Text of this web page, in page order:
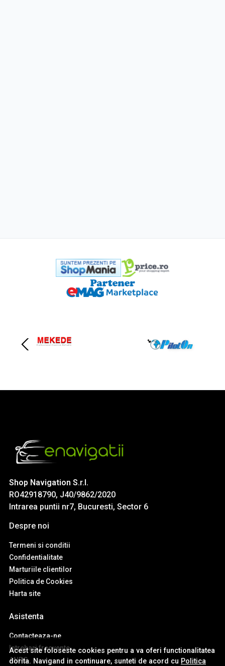
Acest site foloseste cookies pentru a va oferi functionalitatea
dorita. Navigand in continuare, sunteti de acord cu Politica
Shop Navigation S.r.l.
RO42918790, J40/9862/2020
Intrarea puntii nr7, Bucuresti, Sector 6
Despre noi
Termeni si conditii
Confidentialitate
Marturiile clientilor
Politica de Cookies
Harta site
Asistenta
Contacteaza-ne
Intrebari frecvente
ANPC